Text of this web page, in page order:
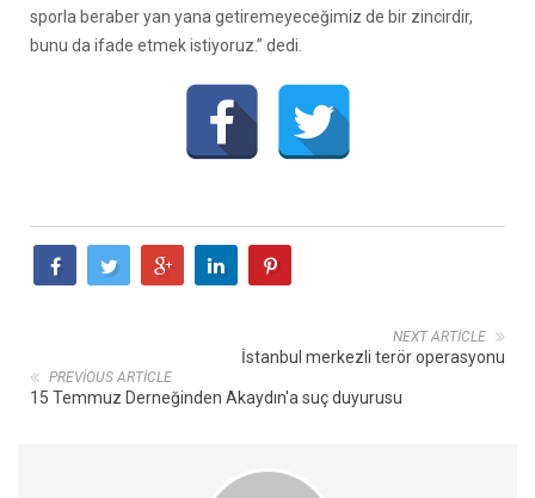
sporla beraber yan yana getiremeyeceğimiz de bir zincirdir,
bunu da ifade etmek istiyoruz.” dedi.
NEXT ARTICLE
İstanbul merkezli terör operasyonu
PREVIOUS ARTICLE
15 Temmuz Derneğinden Akaydın'a suç duyurusu